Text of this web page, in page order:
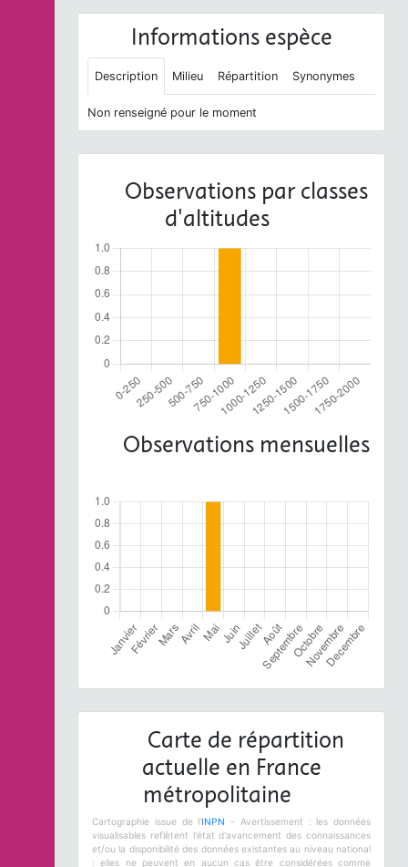
Informations espèce
Description Milieu Répartition Synonymes
Non renseigné pour le moment
Observations par classes
d'altitudes
Observations mensuelles
Carte de répartition
actuelle en France
métropolitaine
Cartographie issue de l'INPN
- Avertissement : les données
visualisables reflètent l'état d'avancement des connaissances
et/ou la disponibilité des données existantes au niveau national
: elles ne peuvent en aucun cas être considérées comme